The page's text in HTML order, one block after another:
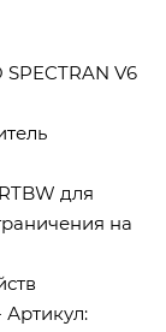
V6
для
на
Артикул: